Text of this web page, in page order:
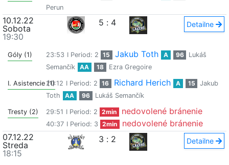
Perun
10.12.22
Sobota
19:30
5 : 4 Detailne
Góly (1) 23:53 I Period: 2 15 Jakub Toth A 96
Lukáš
Semančík
AA 18 Ezra Gregoire
I. Asistencie (1)20:12 I Period: 2 16 Richard Herich A 15
Jakub
Toth
AA 96 Lukáš Semančík
Tresty (2) 29:51 I Period: 2 2min nedovolené bránenie
40:37 I Period: 3 2min
nedovolené bránenie
07.12.22
Streda
18:15
3 : 2 Detailne